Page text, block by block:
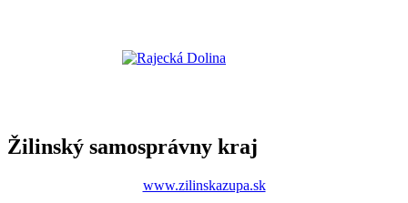
Žilinský samosprávny kraj
www.zilinskazupa.sk